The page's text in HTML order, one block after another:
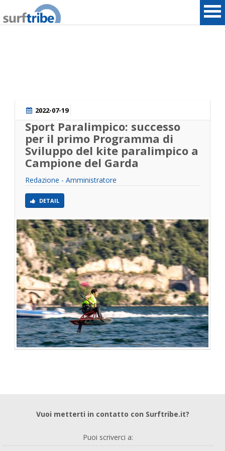
SURF
WINDSURF
KITESURF
SNOWBOARD
SKATE
2022-07-19
Sport Paralimpico: successo
per il primo Programma di
Sviluppo del kite paralimpico a
Campione del Garda
Redazione - Amministratore
DETAIL
Vuoi metterti in contatto con Surftribe.it?
Puoi scriverci a: